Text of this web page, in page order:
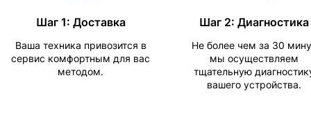
Шаг 1: Доставка
Ваша техника привозится в
сервис комфортным для вас
методом.
Шаг 2: Диагностика
Не более чем за 30
мы осуществляем
тщательную
вашего устройства.